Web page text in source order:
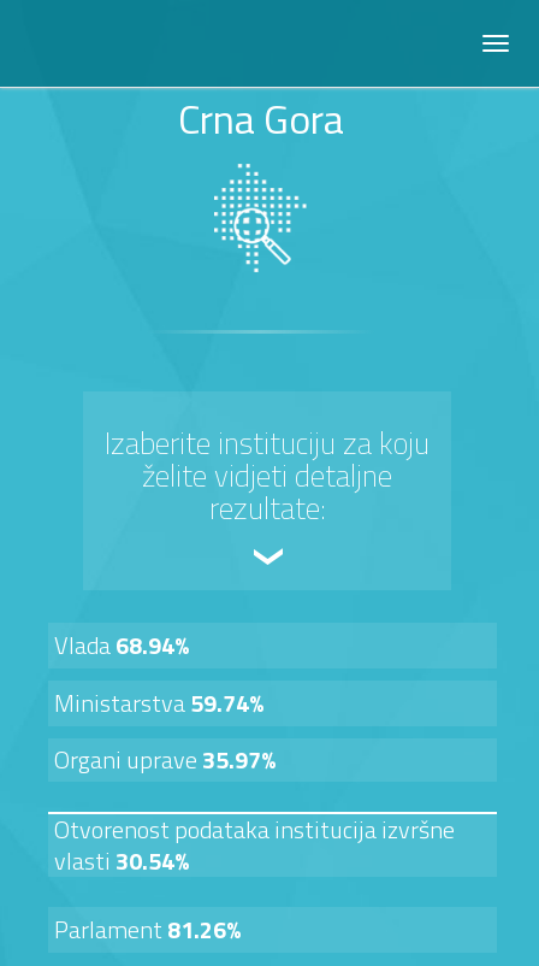
Crna Gora
Izaberite instituciju za koju
želite vidjeti detaljne
rezultate:
Vlada68.94%
Ministarstva59.74%
Organi uprave35.97%
Otvorenost podataka institucija izvršne
vlasti 30.54%
Parlament81.26%